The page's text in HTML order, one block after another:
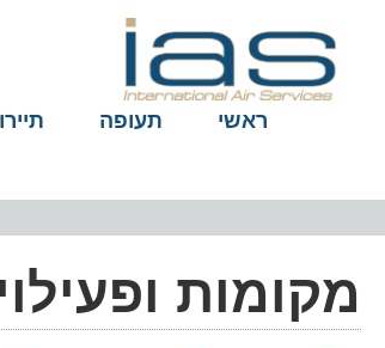
ראשי תעופה
מקומות